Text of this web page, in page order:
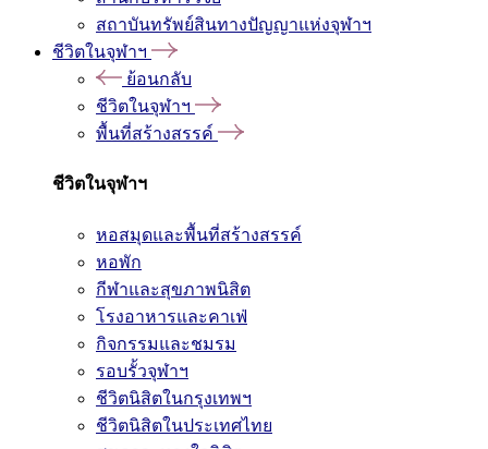
สถาบันทรัพย์สินทางปัญญาแห่งจุฬาฯ
ชีวิตในจุฬาฯ
ย้อนกลับ
ชีวิตในจุฬาฯ
พื้นที่สร้างสรรค์
ชีวิตในจุฬาฯ
หอสมุดและพื้นที่สร้างสรรค์
หอพัก
กีฬาและสุขภาพนิสิต
โรงอาหารและคาเฟ่
กิจกรรมและชมรม
รอบรั้วจุฬาฯ
ชีวิตนิสิตในกรุงเทพฯ
ชีวิตนิสิตในประเทศไทย